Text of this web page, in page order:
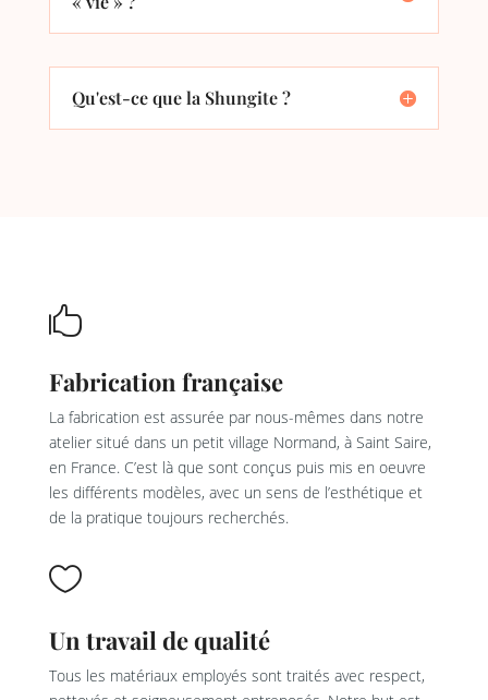
Qu'est-ce que la Shungite ?

Fabrication française
La fabrication est assurée par nous-mêmes dans notre
atelier situé dans un petit village Normand, à Saint Saire,
en France. C’est là que sont conçus puis mis en oeuvre
les différents modèles, avec un sens de l’esthétique et
de la pratique toujours recherchés.

Un travail de qualité
Tous les matériaux employés sont traités avec respect,